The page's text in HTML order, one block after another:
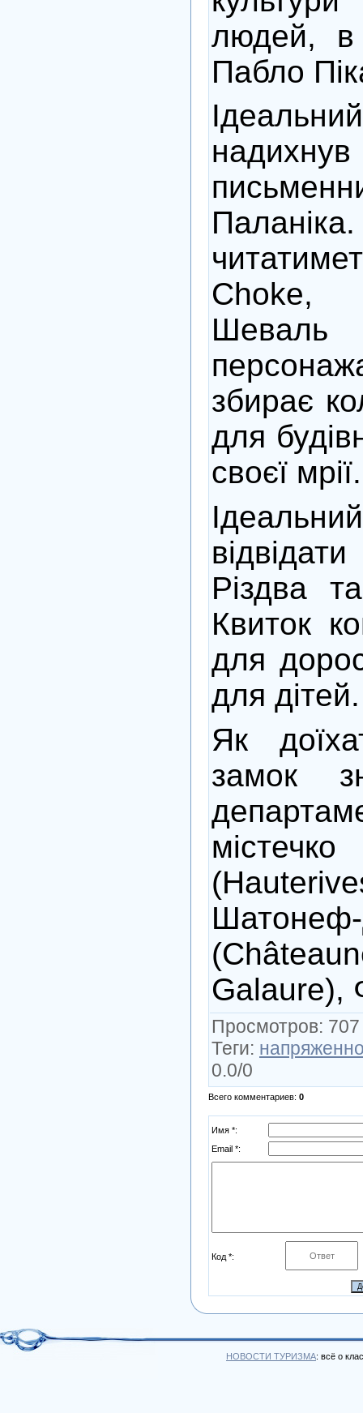
людей, в
Пабло
Choke,
Шеваль
збирає
для
своєї мрії.
Різдва
Квиток
для
для дітей.
Як
замок
Galaure),
Просмотров:
Теги:
0.0/0
Всего комментариев: 0
Имя *:
Email *:
Код *:
НОВОСТИ ТУРИЗМА: всё о